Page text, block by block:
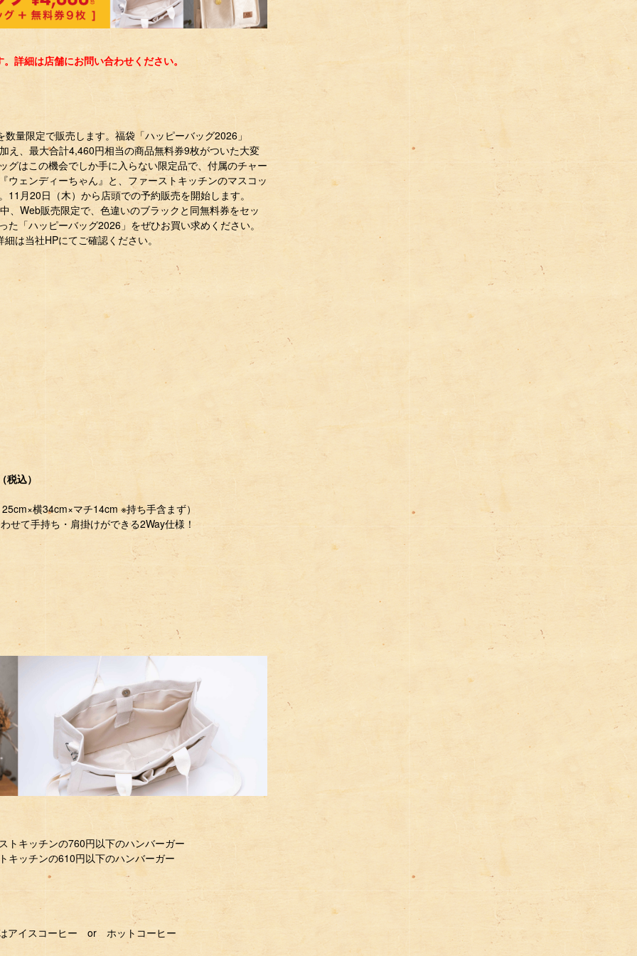
詳細は店舗にお問い合わせください。
量限定で販売します。福袋「ハッピーバッグ2026」
え、最大合計4,460円相当の商品無料券9枚がついた大変
グはこの機会でしか手に入らない限定品で、付属のチャー
ェンディーちゃん』と、ファーストキッチンのマスコッ
月20日（木）から店頭での予約販売を開始します。
、Web販売限定で、色違いのブラックと同無料券をセッ
「ハッピーバッグ2026」をぜひお買い求めください。
は当社HPにてご確認ください。
込）
横34cm×マチ14cm ※持ち手含まず）
せて手持ち・肩掛けができる2Way仕様！
キッチンの760円以下のハンバーガー
ッチンの610円以下のハンバーガー
イスコーヒー or ホットコーヒー